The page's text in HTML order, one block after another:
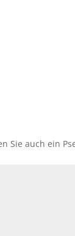
Sie auch ein